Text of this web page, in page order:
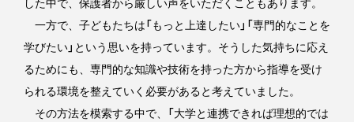
一方で、子どもたちは「もっと上達したい」「専門的なことを
学びたい」という思いを持っています。そうした気持ちに応え
るためにも、専門的な知識や技術を持った方から指導を受け
られる環境を整えていく必要があると考えていました。
その方法を模索する中で、「大学と連携できれば理想的では